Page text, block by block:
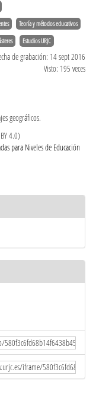
Teoría y métodos educativos
Estudios URJC
de grabación: 14 sept 2016
Visto: 195 veces
geográficos.
4.0)
para Niveles de Educación